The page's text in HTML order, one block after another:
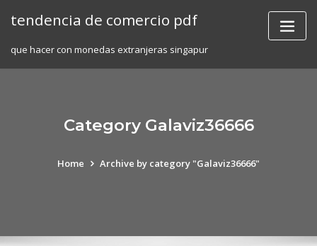
tendencia de comercio pdf
que hacer con monedas extranjeras singapur
Category Galaviz36666
Home Archive by category "Galaviz36666"